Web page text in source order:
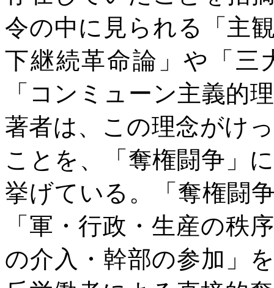
令の中に見られる「主
下継続革命論」や「三
「コンミューン主義的
著者は、この理念がけ
ことを、「奪権闘争」
挙げている。「奪権闘
「軍・行政・生産の秩
の介入・幹部の参加」